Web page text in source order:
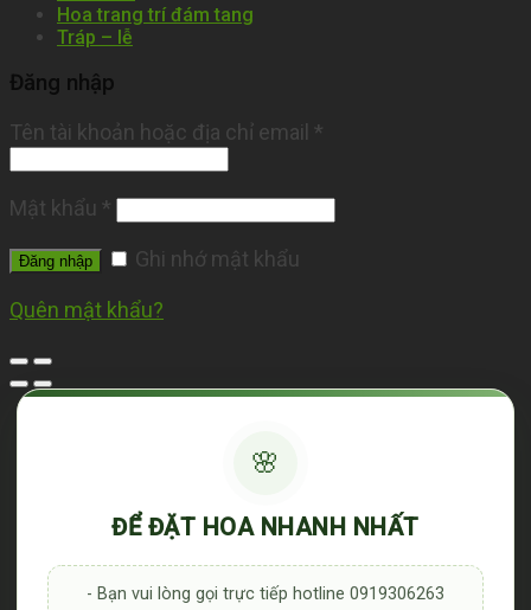
Hoa trang trí đám tang
Tráp – lễ
Đăng nhập
Tên tài khoản hoặc địa chỉ email *
Mật khẩu *
Đăng nhập Ghi nhớ mật khẩu
Quên mật khẩu?
🌸
ĐỂ ĐẶT HOA NHANH NHẤT
- Bạn vui lòng gọi trực tiếp hotline 0919306263